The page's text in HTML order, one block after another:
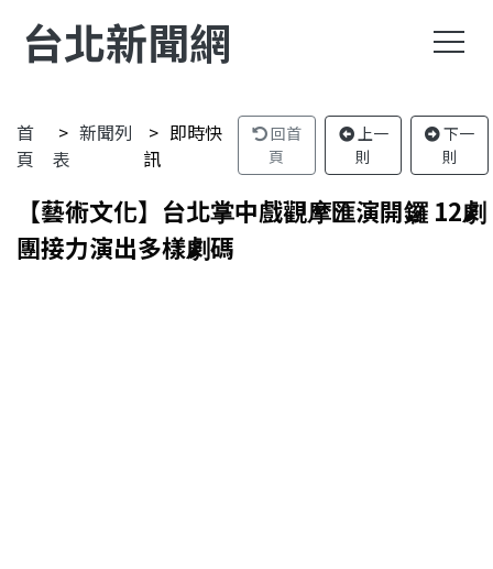
台北新聞網
首
頁
新聞列
表
即時快
訊
回首
頁
上一
則
下一
則
【藝術文化】台北掌中戲觀摩匯演開鑼 12劇
團接力演出多樣劇碼